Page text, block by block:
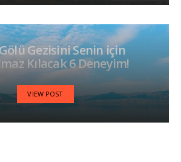
Gezisini Senin için
Kılacak 6 Deneyim!
VIEW POST